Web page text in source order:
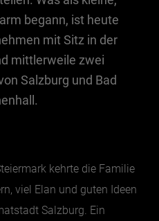
begann, ist heute
mit Sitz in der
mittlerweile zwei
Salzburg und Bad
kehrte die Familie
viel Elan und guten Ideen
Salzburg. Ein